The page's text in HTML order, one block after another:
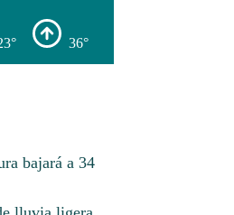
36°
bajará a 34